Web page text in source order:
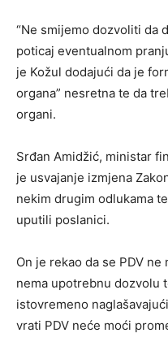
“Ne smijemo dozvoliti da
poticaj eventualnom
je Kožul dodajući da je
organa” nesretna te da
organi.
Srđan Amidžić, ministar
je usvajanje izmjena
nekim drugim odlukama
uputili poslanici.
On je rekao da se PDV
nema upotrebnu dozvolu
istovremeno
vrati PDV neće moći